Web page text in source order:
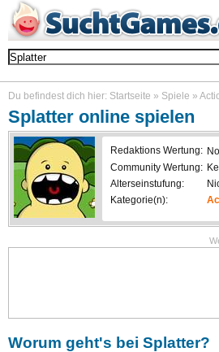
Du befindest dich hier: Startseite » Spiele »
Splatter online spielen
Redaktions Wertung:
Community Wertung:
Alterseinstufung:
Kategorie(n):
Worum geht's bei Splatter?